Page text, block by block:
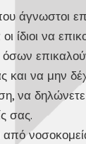
άγνωστοι
ίδιοι να
και να μην
να
σας.
από